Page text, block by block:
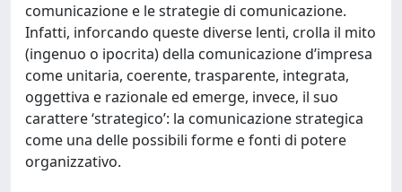
comunicazione e le strategie di comunicazione.
Infatti, inforcando queste diverse lenti, crolla il mito
(ingenuo o ipocrita) della comunicazione d’impresa
come unitaria, coerente, trasparente, integrata,
oggettiva e razionale ed emerge, invece, il suo
carattere ‘strategico’: la comunicazione strategica
come una delle possibili forme e fonti di potere
organizzativo.